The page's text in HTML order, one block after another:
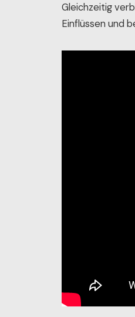
Gleichzeitig
Einflüssen und